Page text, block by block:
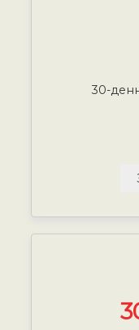
30-